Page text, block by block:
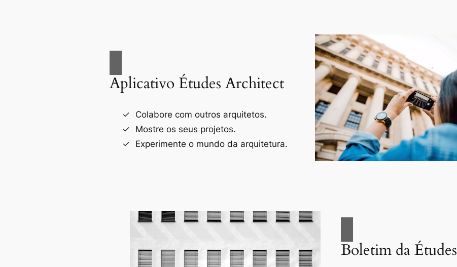
Aplicativo Études Architect
Colabore com outros arquitetos.
Mostre os seus projetos.
Experimente o mundo da arquitetura.
Boletim da Études